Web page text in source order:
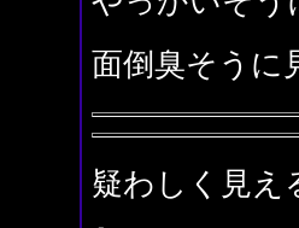
面倒臭そうに
疑わしく見え